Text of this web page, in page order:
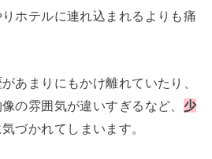
ホテルに連れ込まれるよりも痛
あまりにもかけ離れていたり、
の雰囲気が違いすぎるなど、 少
づかれてしまいます。